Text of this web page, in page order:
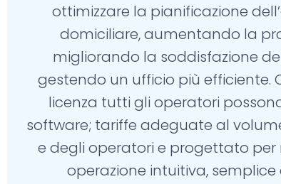
ottimizzare la pianificazione
domiciliare, aumentando la
migliorando la soddisfazione
gestendo un ufficio più efficiente.
licenza tutti gli operatori
software; tariffe adeguate al
e degli operatori e progettato per
operazione intuitiva, semplice